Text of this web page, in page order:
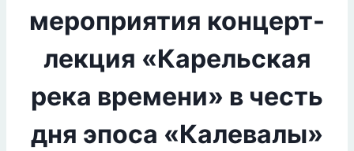
мероприятия концерт-
лекция «Карельская
река времени» в честь
дня эпоса «Калевалы»